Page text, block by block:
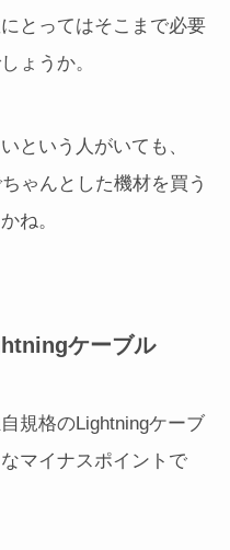
とってはそこまで必要
ょうか。
という人がいても、
ゃんとした機材を買う
ね。
ケーブル
規格のLightningケーブ
マイナスポイントで